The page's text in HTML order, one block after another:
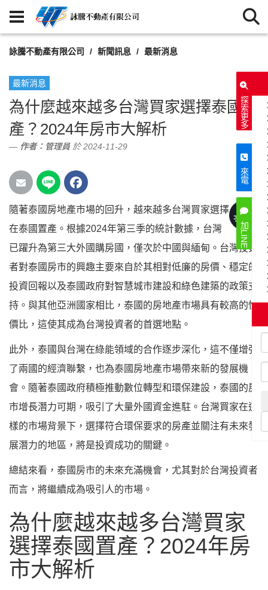
詠騰不動產有限公司 新聞訊息 最新消息
最新消息
為什麼越來越多台灣買家選擇泰國置
產？2024年房市大解析
作者： 管理員 於 2024-11-29
887
次閱讀
隨著泰國房地產市場的回升，越來越多台灣買家選擇
在泰國置產。根據2024年第三季的統計數據，台灣
已躍升為第三大外國購房國，僅次於中國與緬甸。台灣投資
者對泰國房市的興趣主要來自於其相對低廉的房價、穩定的
投資回報以及泰國政府對智慧城市建設和綠色建築的政策支
持。與其他亞洲國家相比，泰國的房地產市場具有較高的性
價比，這使其成為台灣投資者的首選地點。
此外，泰國與台灣在綠能領域的合作逐步深化，這不僅增強
了兩國的經濟聯繫，也為泰國房地產市場帶來新的發展機
會。隨著泰國政府積極推動數位轉型和環保建設，泰國的房
市增長潛力可期，吸引了大量外國資金進駐。台灣買家在這
樣的市場背景下，選擇符合環保要求的房產並關注有未來發
展潛力的地區，將是投資成功的關鍵。
總結來看，泰國房市的未來充滿機會，尤其對於台灣投資者
而言，將繼續成為吸引人的市場。
為什麼越來越多台灣買家
選擇泰國置產？2024年房
市大解析